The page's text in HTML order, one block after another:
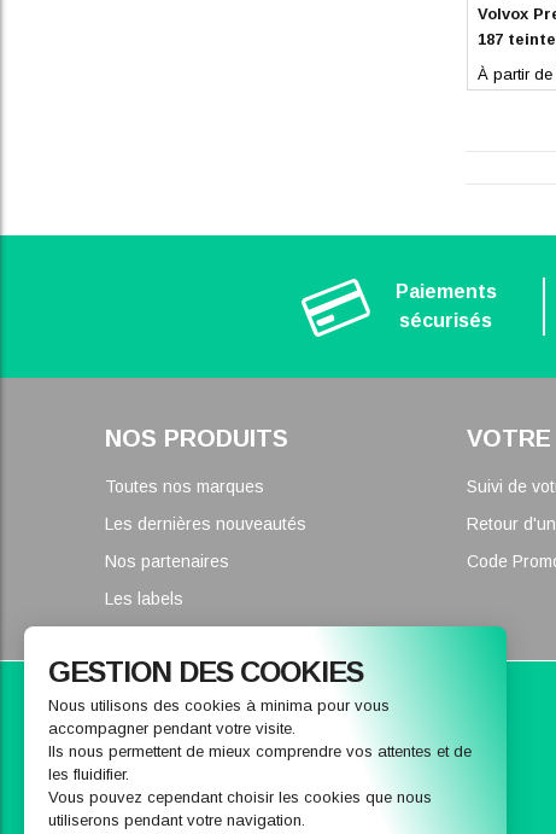
Volvox
187
À partir de
Paiements
sécurisés
NOS PRODUITS
Toutes nos marques
Les dernières nouveautés
Nos partenaires
Les labels
VOTRE
Suivi de
Retour
Code
Parce que nous pouvons vous conseiller
CONTACTEZ-NOUS
Nous envoyer un message
GESTION DES COOKIES
Nous utilisons des cookies à minima pour vous
accompagner pendant votre visite.
Ils nous permettent de mieux comprendre vos attentes et de
les fluidifier.
Vous pouvez cependant choisir les cookies que nous
utiliserons pendant votre navigation.